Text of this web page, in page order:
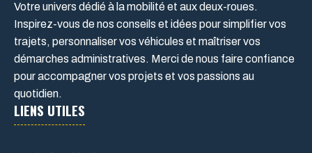
Votre univers dédié à la mobilité et aux deux-roues.
Inspirez-vous de nos conseils et idées pour simplifier vos
trajets, personnaliser vos véhicules et maîtriser vos
démarches administratives. Merci de nous faire confiance
pour accompagner vos projets et vos passions au
quotidien.
LIENS UTILES